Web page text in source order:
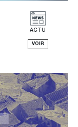
ACTU
VOIR